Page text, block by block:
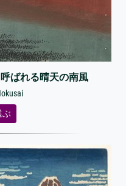
ばれる晴天の南風
ぶ